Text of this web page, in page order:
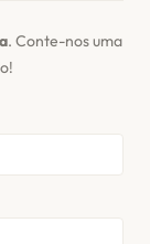
. Conte-nos uma